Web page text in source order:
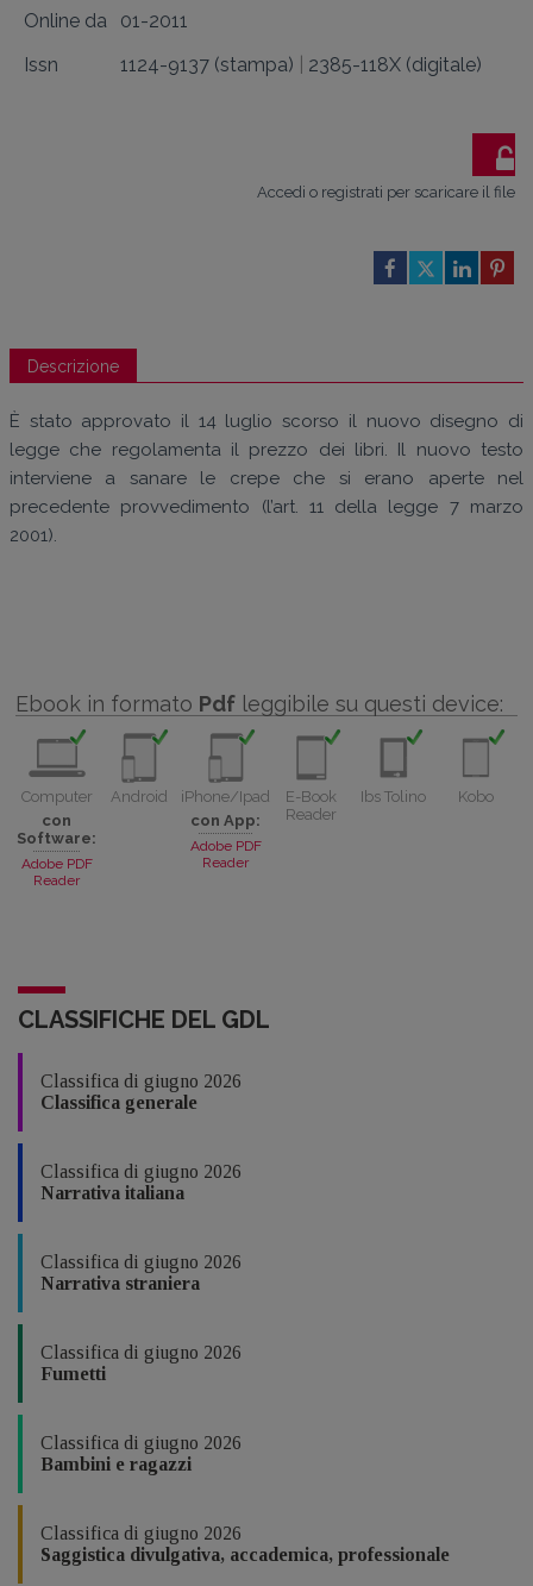
Online da
01-2011
Issn
1124-9137 (stampa) 2385-118X (digitale)
Accedi o registrati per scaricare il file
Descrizione
È stato approvato il 14 luglio scorso il nuovo disegno di
legge che regolamenta il prezzo dei libri. Il nuovo testo
interviene a sanare le crepe che si erano aperte nel
precedente provvedimento (l’art. 11 della legge 7 marzo
2001).
Ebook in formato Pdf leggibile su questi device:
Computer
con
Software:
Adobe PDF
Reader
Android
iPhone/Ipad
con App:
Adobe PDF
Reader
E-Book
Reader
Ibs Tolino Kobo
CLASSIFICHE DEL GDL
Classifica di giugno 2026
Classifica generale
Classifica di giugno 2026
Narrativa italiana
Classifica di giugno 2026
Narrativa straniera
Classifica di giugno 2026
Fumetti
Classifica di giugno 2026
Bambini e ragazzi
Classifica di giugno 2026
Saggistica divulgativa, accademica, professionale